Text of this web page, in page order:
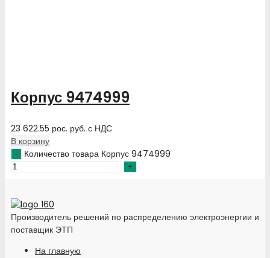
Корпус 9474999
23 622.55 рос. руб. с НДС
В корзину
Количество товара Корпус 9474999
Производитель решений по распределению электроэнергии и
поставщик ЭТП
На главную